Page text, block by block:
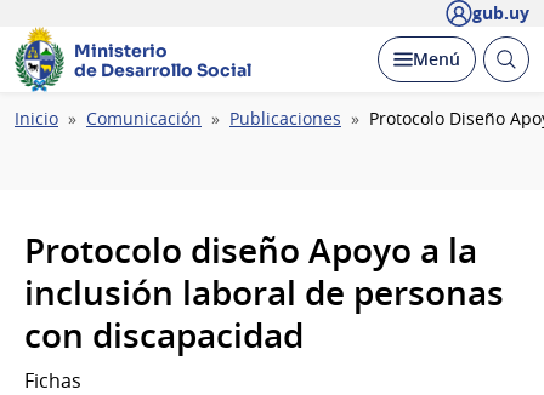
gub.uy
Ministerio
de Desarrollo Social
Desplegar
Menú Abrir
Ruta
Inicio Comunicación Publicaciones Protocolo Diseño
Protocolo diseño Apoyo a la
inclusión laboral de personas
con discapacidad
Fichas